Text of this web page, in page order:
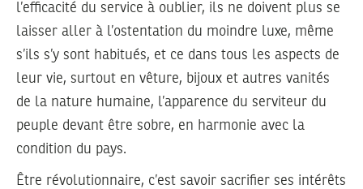
l’efficacité du service à oublier, ils ne doivent plus se
laisser aller à l’ostentation du moindre luxe, même
s’ils s’y sont habitués, et ce dans tous les aspects de
leur vie, surtout en vêture, bijoux et autres vanités
de la nature humaine, l’apparence du serviteur du
peuple devant être sobre, en harmonie avec la
condition du pays.
Être révolutionnaire, c’est savoir sacrifier ses intérêts